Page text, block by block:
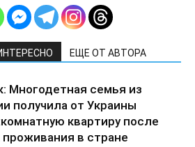
ЕЩЕ ОТ АВТОРА
Многодетная семья из
получила от Украины
квартиру после
проживания в стране